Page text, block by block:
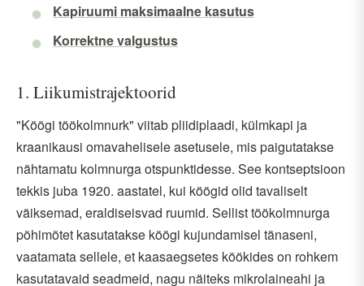
Kapiruumi maksimaalne kasutus
Korrektne valgustus
1. Liikumistrajektoorid
"Köögi töökolmnurk" viitab pliidiplaadi, külmkapi ja
kraanikausi omavahelisele asetusele, mis paigutatakse
nähtamatu kolmnurga otspunktidesse. See kontseptsioon
tekkis juba 1920. aastatel, kui köögid olid tavaliselt
väiksemad, eraldiseisvad ruumid. Sellist töökolmnurga
põhimõtet kasutatakse köögi kujundamisel tänaseni,
vaatamata sellele, et kaasaegsetes köökides on rohkem
kasutatavaid seadmeid, nagu näiteks mikrolaineahi ja